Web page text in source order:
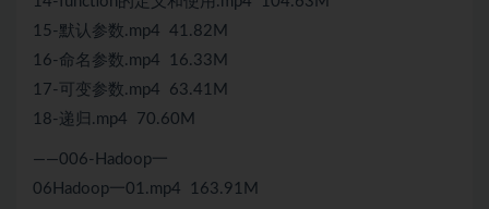
15-默认参数.mp4 41.82M
16-命名参数.mp4 16.33M
17-可变参数.mp4 63.41M
18-递归.mp4 70.60M
——006-Hadoop一
06Hadoop一01.mp4 163.91M